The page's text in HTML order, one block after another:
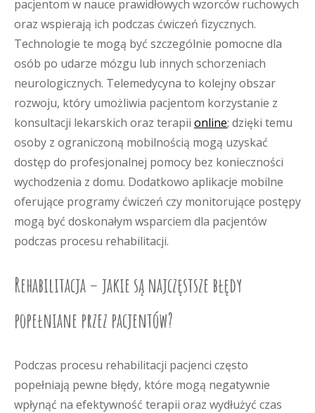
pacjentom w nauce prawidłowych wzorców ruchowych
oraz wspierają ich podczas ćwiczeń fizycznych.
Technologie te mogą być szczególnie pomocne dla
osób po udarze mózgu lub innych schorzeniach
neurologicznych. Telemedycyna to kolejny obszar
rozwoju, który umożliwia pacjentom korzystanie z
konsultacji lekarskich oraz terapii online; dzięki temu
osoby z ograniczoną mobilnością mogą uzyskać
dostęp do profesjonalnej pomocy bez konieczności
wychodzenia z domu. Dodatkowo aplikacje mobilne
oferujące programy ćwiczeń czy monitorujące postępy
mogą być doskonałym wsparciem dla pacjentów
podczas procesu rehabilitacji.
Rehabilitacja – jakie są najczęstsze błędy
popełniane przez pacjentów?
Podczas procesu rehabilitacji pacjenci często
popełniają pewne błędy, które mogą negatywnie
wpłynąć na efektywność terapii oraz wydłużyć czas